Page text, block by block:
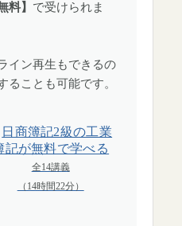
料】 で受けられま
イン再生もできるの
ることも可能です。
全14講義
（14時間22分）